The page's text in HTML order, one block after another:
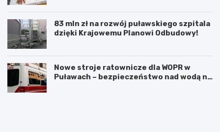
83 mln zł na rozwój puławskiego szpitala
dzięki Krajowemu Planowi Odbudowy!
Nowe stroje ratownicze dla WOPR w
Puławach – bezpieczeństwo nad wodą na
O
J